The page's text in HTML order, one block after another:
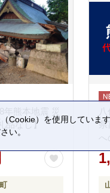
年熊本地震 災
品なし】
県
Cookie）を使用していま
い。